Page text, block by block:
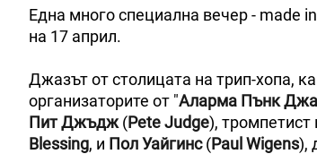
Една много специална вечер - made in
на 17 април.
Джазът от столицата на трип-хопа,
организаторите от "Аларма Пънк
Пит Джъдж (Pete Judge), тромпетист
Blessing, и Пол Уайгинс(Paul Wigens),